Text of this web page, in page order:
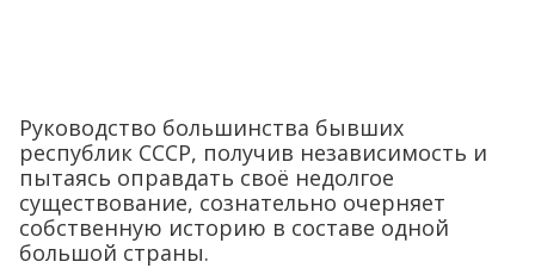
Руководство большинства бывших
республик СССР, получив независимость и
пытаясь оправдать своё недолгое
существование, сознательно очерняет
собственную историю в составе одной
большой страны.